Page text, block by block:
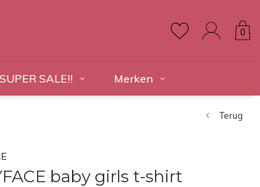
0
SUPER SALE!! Merken
Terug
baby girls t-shirt